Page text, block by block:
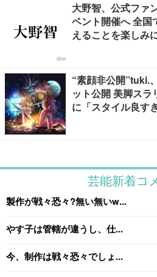
大野智、公式ファ
ベント開催へ 全国
えることを楽しみ
“素顔非公開”tuki.
ット公開 美脚ス
に「スタイル良す